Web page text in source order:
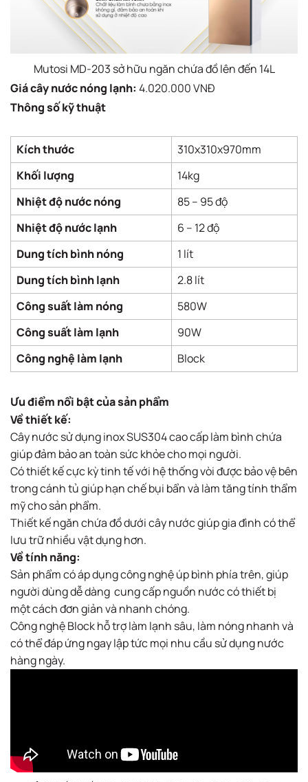
Mutosi MD-203 sở hữu ngăn chứa đồ lên đến 14L
Giá cây nước nóng lạnh: 4.020.000 VNĐ
Thông số kỹ thuật
Kích thước
310x310x970mm
Khối lượng
14kg
Nhiệt độ nước nóng
85 – 95 độ
Nhiệt độ nước lạnh
6 – 12 độ
Dung tích bình nóng
1 lít
Dung tích bình lạnh
2.8 lít
Công suất làm nóng
580W
Công suất làm lạnh
90W
Công nghệ làm lạnh
Block
Ưu điểm nổi bật của sản phẩm
Về thiết kế:
Cây nước sử dụng inox SUS304 cao cấp làm bình chứa
giúp đảm bảo an toàn sức khỏe cho mọi người.
Có thiết kế cực kỳ tinh tế với hệ thống vòi được bảo vệ bên
trong cánh tủ giúp hạn chế bụi bẩn và làm tăng tính thẩm
mỹ cho sản phẩm.
Thiết kế ngăn chứa đồ dưới cây nước giúp gia đình có thể
lưu trữ nhiều vật dụng hơn.
Về tính năng:
Sản phẩm có áp dụng công nghệ úp bình phía trên, giúp
người dùng dễ dàng cung cấp nguồn nước có thiết bị
một cách đơn giản và nhanh chóng.
Công nghệ Block hỗ trợ làm lạnh sâu, làm nóng nhanh và
có thể đáp ứng ngay lập tức mọi nhu cầu sử dụng nước
hàng ngày.